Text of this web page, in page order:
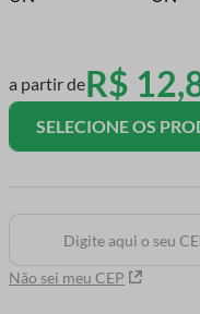
a partir deR$ 12,
SELECIONE OS
Não sei meu CEP